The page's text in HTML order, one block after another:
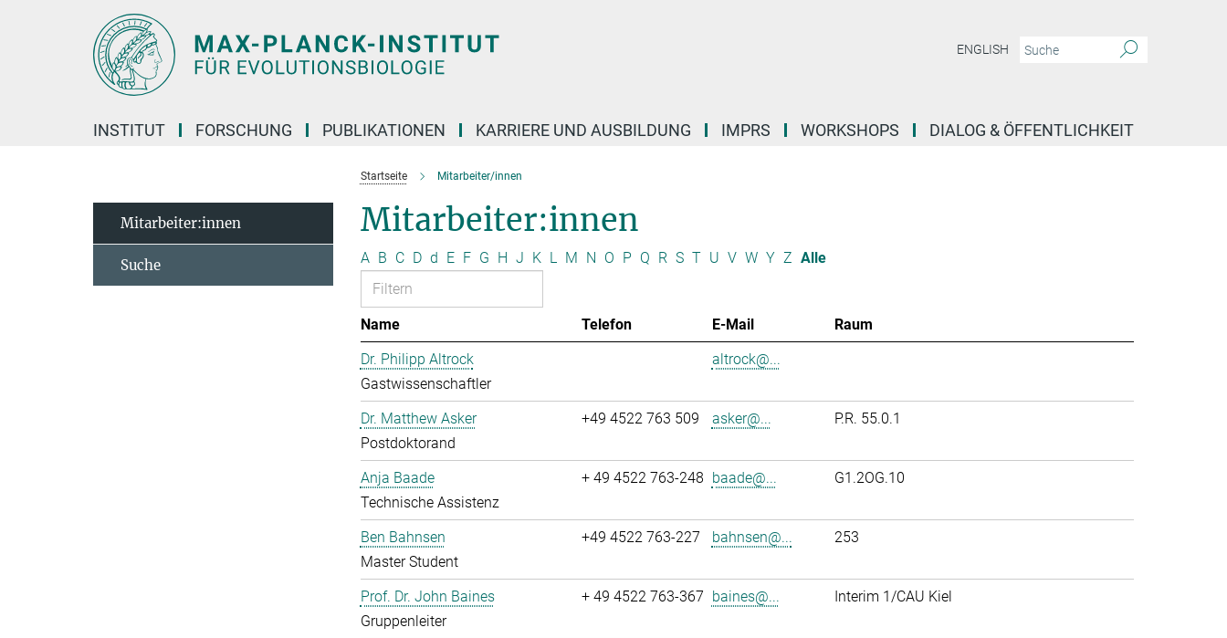
ENGLISH
INSTITUT FORSCHUNG PUBLIKATIONEN KARRIERE UND AUSBILDUNG IMPRS WORKSHOPS DIALOG & ÖFFENTLICHKEIT
Startseite Mitarbeiter/innen
Mitarbeiter:innen
A B C D d E F G H J K L M N O P Q R S T U V W Y Z Alle
Name Telefon E-Mail
Raum
Dr. Philipp Altrock
Gastwissenschaftler
altrock@...
Dr. Matthew Asker
Postdoktorand
+49 4522 763 509 asker@... P.R. 55.0.1
Anja Baade
Technische Assistenz
+ 49 4522 763-248 baade@... G1.2OG.10
Ben Bahnsen
Master Student
+49 4522 763-227 bahnsen@... 253
Prof. Dr. John Baines
Gruppenleiter
+ 49 4522 763-367 baines@... Interim 1/CAU Kiel
Mitarbeiter:innen
Suche